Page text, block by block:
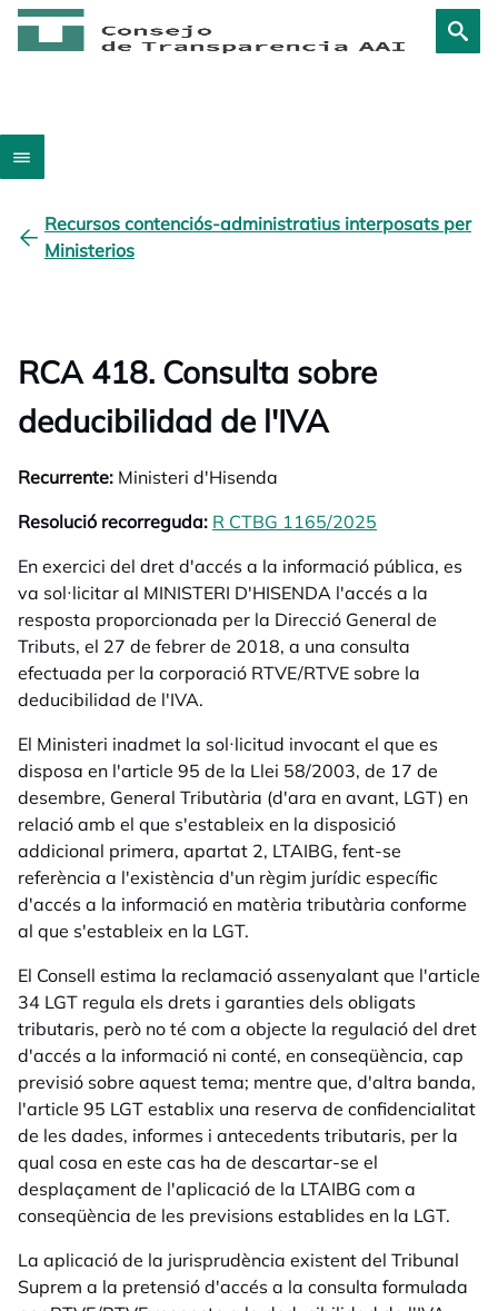
Recursos contenciós-administratius interposats per
Ministerios
RCA 418. Consulta sobre
deducibilidad de l'IVA
Recurrente: Ministeri d'Hisenda
Resolució recorreguda: R CTBG 1165/2025
En exercici del dret d'accés a la informació pública, es
va sol·licitar al MINISTERI D'HISENDA l'accés a la
resposta proporcionada per la Direcció General de
Tributs, el 27 de febrer de 2018, a una consulta
efectuada per la corporació RTVE/RTVE sobre la
deducibilidad de l'IVA.
El Ministeri inadmet la sol·licitud invocant el que es
disposa en l'article 95 de la Llei 58/2003, de 17 de
desembre, General Tributària (d'ara en avant, LGT) en
relació amb el que s'estableix en la disposició
addicional primera, apartat 2, LTAIBG, fent-se
referència a l'existència d'un règim jurídic específic
d'accés a la informació en matèria tributària conforme
al que s'estableix en la LGT.
El Consell estima la reclamació assenyalant que l'article
34 LGT regula els drets i garanties dels obligats
tributaris, però no té com a objecte la regulació del dret
d'accés a la informació ni conté, en conseqüència, cap
previsió sobre aquest tema; mentre que, d'altra banda,
l'article 95 LGT establix una reserva de confidencialitat
de les dades, informes i antecedents tributaris, per la
qual cosa en este cas ha de descartar-se el
desplaçament de l'aplicació de la LTAIBG com a
conseqüència de les previsions establides en la LGT.
La aplicació de la jurisprudència existent del Tribunal
Suprem a la pretensió d'accés a la consulta formulada